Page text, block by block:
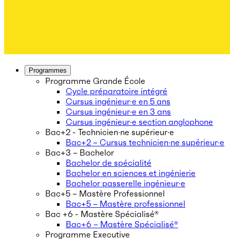
Programmes
Programme Grande École
Cycle préparatoire intégré
Cursus ingénieur·e en 5 ans
Cursus ingénieur·e en 3 ans
Cursus ingénieur·e section anglophone
Bac+2 - Technicien·ne supérieur·e
Bac+2 – Cursus technicien·ne supérieur·e
Bac+3 – Bachelor
Bachelor de spécialité
Bachelor en sciences et ingénierie
Bachelor passerelle ingénieur·e
Bac+5 – Mastère Professionnel
Bac+5 – Mastère professionnel
Bac +6 - Mastère Spécialisé®
Bac+6 – Mastère Spécialisé®
Programme Executive